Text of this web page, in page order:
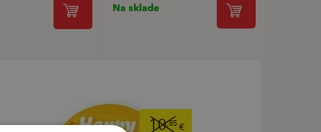
Na sklade
10,85€